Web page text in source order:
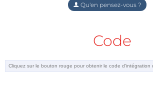
Qu'en pensez-vous ?
Code